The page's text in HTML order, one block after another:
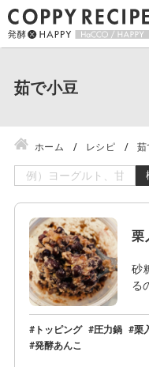
茹で小豆
ホーム レシピ 茹
栗
砂
る
トッピング 圧力鍋 栗
発酵あんこ